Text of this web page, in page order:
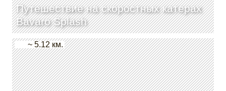
Путешествие на скоростных катерах
Bavaro Splash
~ 5.12 км.